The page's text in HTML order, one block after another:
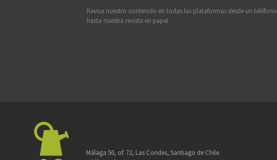
Revisa nuestro contenido en todas las plataformas desde un teléfono
hasta nuestra revista en papel.
Málaga 50, of. 72, Las Condes, Santiago de Chile.